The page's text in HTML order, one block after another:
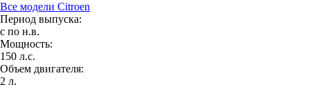
Все модели Citroen
Период выпуска:
с по н.в.
Мощность:
150 л.с.
Объем двигателя:
2 л.